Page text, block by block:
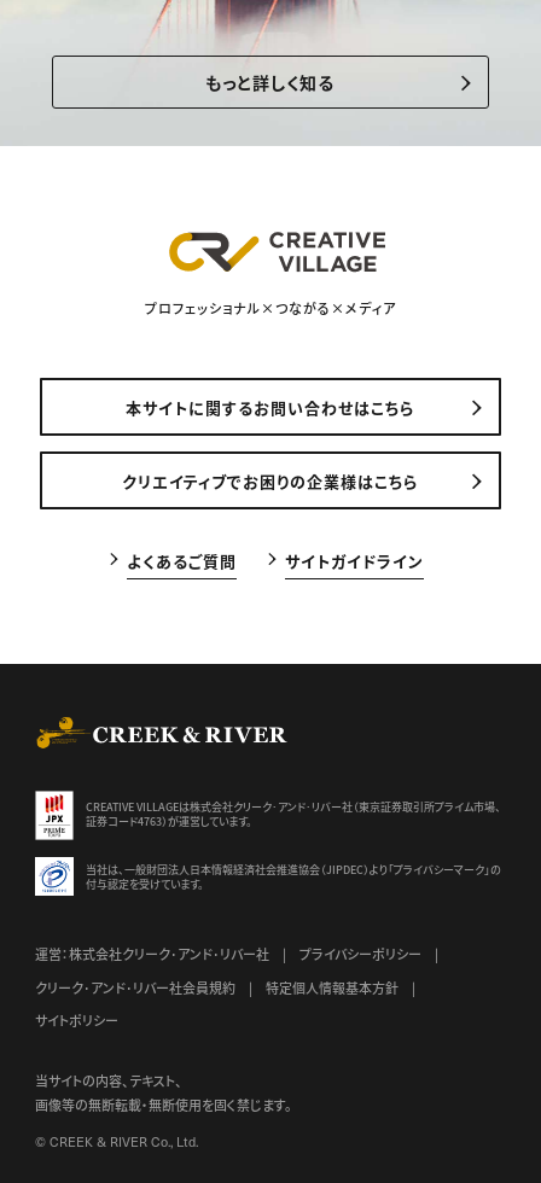
もっと詳しく知る
プロフェッショナル×つながる×メディア
本サイトに関するお問い合わせはこちら
クリエイティブでお困りの企業様はこちら
よくあるご質問 サイトガイドライン
CREATIVE VILLAGEは株式会社クリーク･アンド･リバー社（東京証券取引所プライム市場、
証券コード4763）が運営しています。
当社は、一般財団法人日本情報経済社会推進協会（JIPDEC）より 「プライバシーマーク」の
付与認定を受けています。
運営：株式会社クリーク･アンド･リバー社
プライバシーポリシー
クリーク･アンド･リバー社会員規約
特定個人情報基本方針
サイトポリシー
当サイトの内容、テキスト、
画像等の無断転載・無断使用を固く禁じます。
© CREEK & RIVER Co., Ltd.